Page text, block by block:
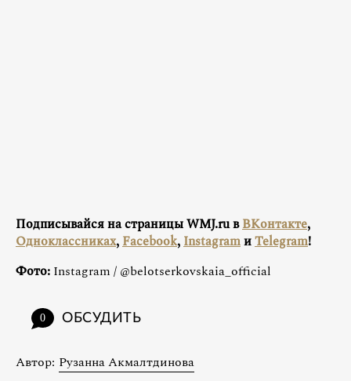
Подписывайся на страницы WMJ.ru вВКонтакте,
Одноклассниках,Facebook,InstagramиTelegram!
Фото: Instagram / @belotserkovskaia_official
0 ОБСУДИТЬ
Автор: Рузанна Акмалтдинова